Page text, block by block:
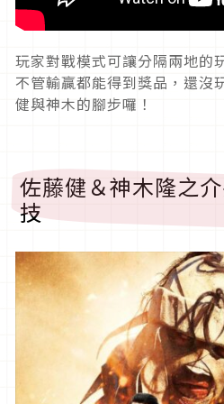
玩家對戰模式可讓分隔兩地的
不管輸贏都能得到獎品，還沒
健與神木的腳步囉！
佐藤健＆神木隆之
技